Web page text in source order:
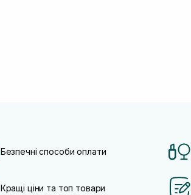
Безпечні способи оплати
Кращі ціни та топ товари